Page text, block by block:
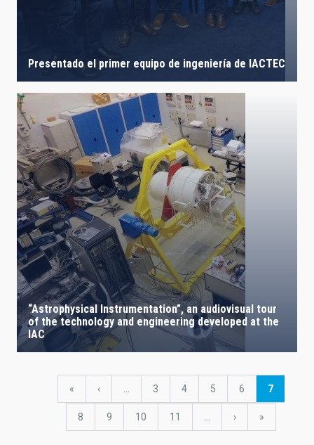
Presentado el primer equipo de ingeniería de IACTEC
“Astrophysical Instrumentation”, an audiovisual tour
of the technology and engineering developed at the
IAC
First
«
Previous
‹ Page
3 Page
4 Page
5 Page
6
Current
7
Page
8 Page
9 Page
10 Page
11
Next
›
last
»